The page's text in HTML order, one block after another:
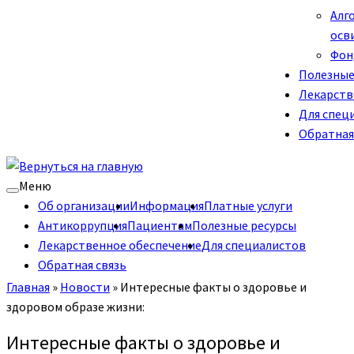
Для
Меню
Об организацииИнформацияПлатные услуги
АнтикоррупцияПациентамПолезные ресурсы
Лекарственное обеспечениеДля специалистов
Обратная связь
Главная » Новости » Интересные факты о здоровье и
здоровом образе жизни:
Интересные факты о здоровье и